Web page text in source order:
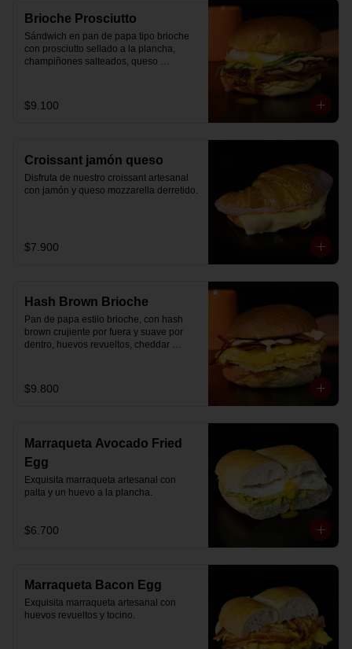
Brioche Prosciutto
Sándwich en pan de papa tipo brioche
con prosciutto sellado a la plancha,
champiñones salteados, queso
$9.100
Croissant jamón queso
Disfruta de nuestro croissant artesanal
con jamón y queso mozzarella derretido.
$7.900
Hash Brown Brioche
Pan de papa estilo brioche, con hash
brown crujiente por fuera y suave por
dentro, huevos revueltos, cheddar
partir el día en modo desayuno buffet.
$9.800
Marraqueta Avocado Fried
Egg
Exquisita marraqueta artesanal con
palta y un huevo a la plancha.
$6.700
Marraqueta Bacon Egg
Exquisita marraqueta artesanal con
huevos revueltos y tocino.